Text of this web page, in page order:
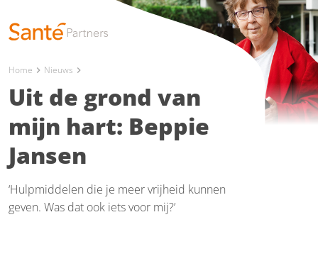
Home chevron_right Nieuws chevron_right
Uit de grond van
mijn hart: Beppie
Jansen
‘Hulpmiddelen die je meer vrijheid kunnen
geven. Was dat ook iets voor mij?’